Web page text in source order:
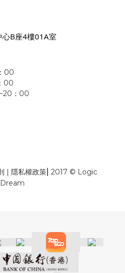
心B座4樓01A室
00
00
：00
| 隱私權政策| 2017 © Logic
Dream